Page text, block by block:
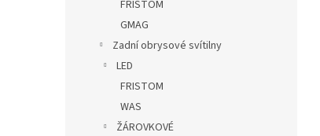
FRISTOM
GMAG
Zadní obrysové svítilny
LED
FRISTOM
WAS
ŽÁROVKOVÉ